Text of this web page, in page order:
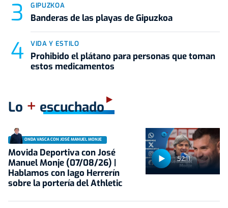
GIPUZKOA
Banderas de las playas de Gipuzkoa
VIDA Y ESTILO
Prohibido el plátano para personas que toman
estos medicamentos
Lo + escuchado
52:11
ONDA VASCA CON JOSÉ MANUEL MONJE
Movida Deportiva con José
Manuel Monje (07/08/26) |
Hablamos con Iago Herrerín
sobre la portería del Athletic